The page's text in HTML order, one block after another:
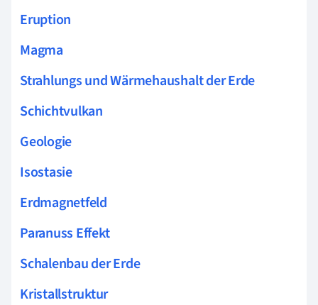
Eruption
Magma
Strahlungs und Wärmehaushalt der Erde
Schichtvulkan
Geologie
Isostasie
Erdmagnetfeld
Paranuss Effekt
Schalenbau der Erde
Kristallstruktur